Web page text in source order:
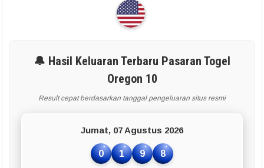
🔔 Hasil Keluaran Terbaru Pasaran Togel
Oregon 10
Result cepat berdasarkan tanggal pengeluaran situs resmi
Jumat, 07 Agustus 2026
0 1 9 8